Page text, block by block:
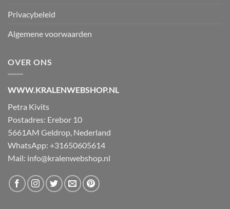
Privacybeleid
Algemene voorwaarden
OVER ONS
WWW.KRALENWEBSHOP.NL
Petra Kivits
Postadres: Erebor 10
5661AM Geldrop, Nederland
WhatsApp: +31650605614
Mail: info@kralenwebshop.nl